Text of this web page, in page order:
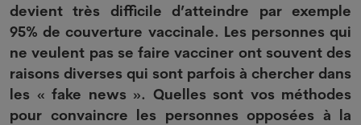
devient très difficile d’atteindre par exemple
95% de couverture vaccinale. Les personnes qui
ne veulent pas se faire vacciner ont souvent des
raisons diverses qui sont parfois à chercher dans
les « fake news ». Quelles sont vos méthodes
pour convaincre les personnes opposées à la